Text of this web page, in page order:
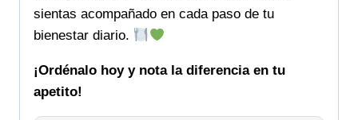
sientas acompañado en cada paso de tu
bienestar diario.
¡Ordénalo hoy y nota la diferencia en tu
apetito!